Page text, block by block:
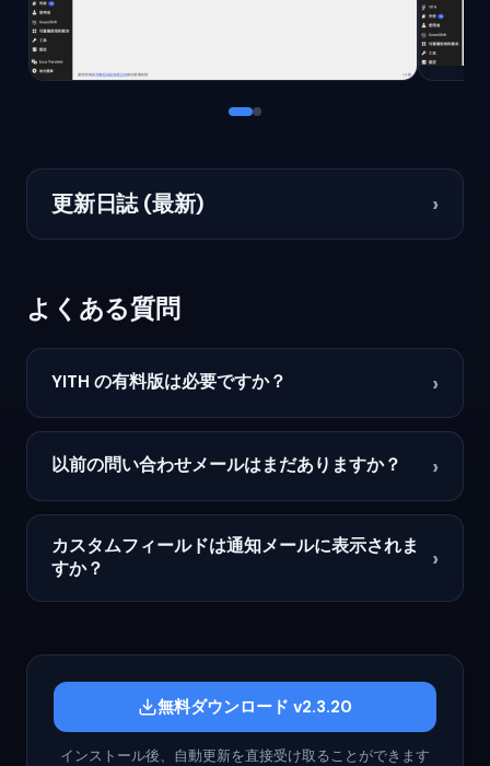
更新日誌 (最新) ›
よくある質問
YITH の有料版は必要ですか？ ›
以前の問い合わせメールはまだありますか？ ›
カスタムフィールドは通知メールに表示されま
すか？
›
無料ダウンロード v2.3.20
インストール後、自動更新を直接受け取ることができます